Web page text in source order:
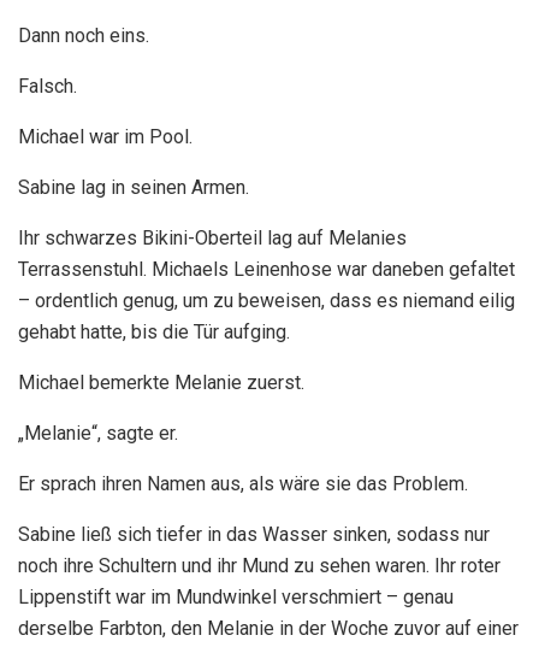
Dann noch eins.
Falsch.
Michael war im Pool.
Sabine lag in seinen Armen.
Ihr schwarzes Bikini-Oberteil lag auf Melanies
Terrassenstuhl. Michaels Leinenhose war daneben gefaltet
– ordentlich genug, um zu beweisen, dass es niemand eilig
gehabt hatte, bis die Tür aufging.
Michael bemerkte Melanie zuerst.
„Melanie“, sagte er.
Er sprach ihren Namen aus, als wäre sie das Problem.
Sabine ließ sich tiefer in das Wasser sinken, sodass nur
noch ihre Schultern und ihr Mund zu sehen waren. Ihr roter
Lippenstift war im Mundwinkel verschmiert – genau
derselbe Farbton, den Melanie in der Woche zuvor auf einer